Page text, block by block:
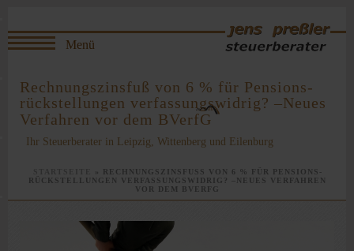
Rechnungszinsfuß von 6 % für Pensions­
rückstellungen verfassungswidrig? –Neues
Verfahren vor dem BVerfG
Ihr Steuerberater in Leipzig, Wittenberg und Eilenburg
»
RECHNUNGSZINSFUSS VON 6 % FÜR PENSIONS­R
ÜCKSTELLUNGEN VERFASSUNGSWIDRIG? –NEUES VERFAHREN V
OR DEM BVERFG